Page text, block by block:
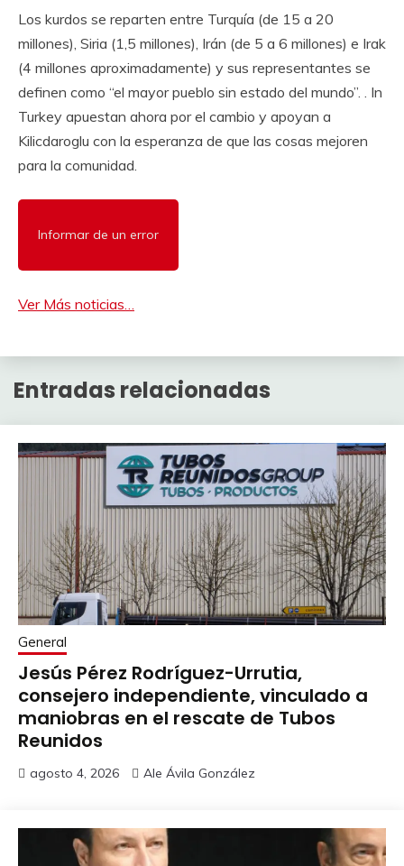
Los kurdos se reparten entre Turquía (de 15 a 20
millones), Siria (1,5 millones), Irán (de 5 a 6 millones) e Irak
(4 millones aproximadamente) y sus representantes se
definen como “el mayor pueblo sin estado del mundo”. . In
Turkey apuestan ahora por el cambio y apoyan a
Kilicdaroglu con la esperanza de que las cosas mejoren
para la comunidad.
Informar de un error
Ver Más noticias…
Entradas relacionadas
General
Jesús Pérez Rodríguez-Urrutia,
consejero independiente, vinculado a
maniobras en el rescate de Tubos
Reunidos
agosto 4, 2026 Ale Ávila González